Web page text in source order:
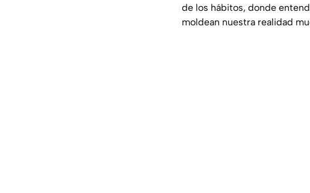
de los hábitos, donde
moldean nuestra realidad